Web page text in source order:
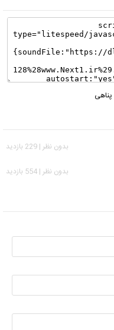
پناهی
بدون نظر | 229 بازدید
بدون نظر | 554 بازدید